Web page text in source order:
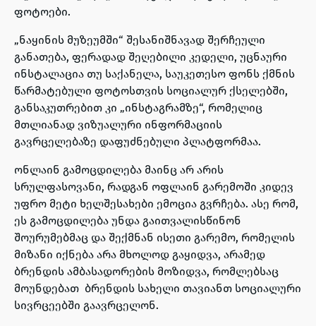
ფოტოები.
„ნაყინის მუზეუმში“ შესანიშნავად შერჩეული
განათება, ფერადად შეღებილი კედელი, უცნაური
ინსტალაცია თუ საქანელა, საუკეთესო ფონს ქმნის
წარმატებული ფოტოსთვის სოციალურ ქსელებში,
განსაკუთრებით კი „ინსტაგრამზე“, რომელიც
მთლიანად ვიზუალური ინფორმაციის
გავრცელებაზე დაფუძნებული პლატფორმაა.
ონლაინ გამოცდილება მაინც არ არის
სრულფასოვანი, რადგან ოფლაინ გარემოში კიდევ
უფრო მეტი ხელშესახები ემოცია გვრჩება. ასე რომ,
ეს გამოცდილება უნდა გაითვალისწინონ
შოურუმებმაც და შექმნან ისეთი გარემო, რომელის
მიზანი იქნება არა მხოლოდ გაყიდვა, არამედ
ბრენდის ამბასადორების მოზიდვა, რომლებსაც
მოუნდებათ ბრენდის სახელი თავიანთ სოციალური
სივრცეებში გაავრცელონ.